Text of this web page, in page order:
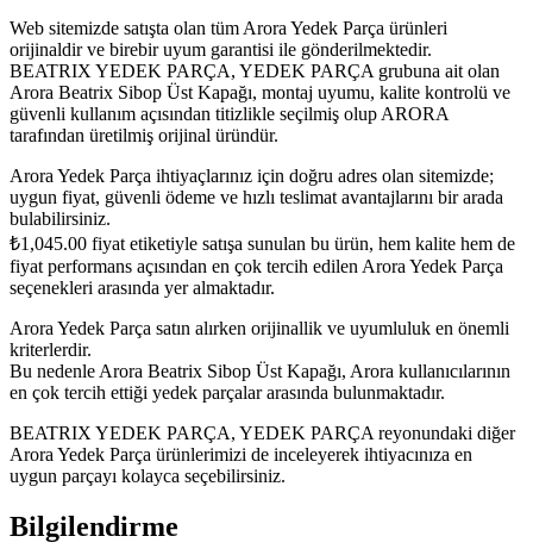
Web sitemizde satışta olan tüm Arora Yedek Parça ürünleri
orijinaldir ve birebir uyum garantisi ile gönderilmektedir.
BEATRIX YEDEK PARÇA, YEDEK PARÇA grubuna ait olan
Arora Beatrix Sibop Üst Kapağı, montaj uyumu, kalite kontrolü ve
güvenli kullanım açısından titizlikle seçilmiş olup ARORA
tarafından üretilmiş orijinal üründür.
Arora Yedek Parça ihtiyaçlarınız için doğru adres olan sitemizde;
uygun fiyat, güvenli ödeme ve hızlı teslimat avantajlarını bir arada
bulabilirsiniz.
₺1,045.00 fiyat etiketiyle satışa sunulan bu ürün, hem kalite hem de
fiyat performans açısından en çok tercih edilen Arora Yedek Parça
seçenekleri arasında yer almaktadır.
Arora Yedek Parça satın alırken orijinallik ve uyumluluk en önemli
kriterlerdir.
Bu nedenle Arora Beatrix Sibop Üst Kapağı, Arora kullanıcılarının
en çok tercih ettiği yedek parçalar arasında bulunmaktadır.
BEATRIX YEDEK PARÇA, YEDEK PARÇA reyonundaki diğer
Arora Yedek Parça ürünlerimizi de inceleyerek ihtiyacınıza en
uygun parçayı kolayca seçebilirsiniz.
Bilgilendirme